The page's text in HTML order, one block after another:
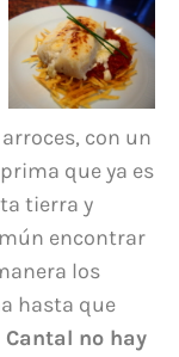
con un
que ya es
tierra y
encontrar
los
hasta que
Cantal no hay